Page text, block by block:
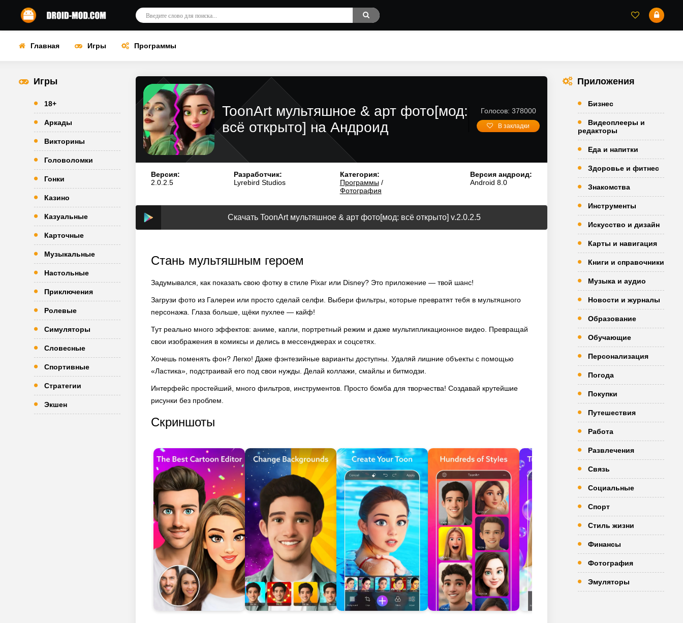
Главная Игры Программы
Игры
18+
Аркады
Викторины
Головоломки
Гонки
Казино
Казуальные
Карточные
Музыкальные
Настольные
Приключения
Ролевые
Симуляторы
Словесные
Спортивные
Стратегии
Экшен
ToonArt мультяшное & арт фото[мод:
всё открыто] на Андроид
Голосов: 378000
В закладки
Версия:
2.0.2.5
Разработчик:
Lyrebird Studios
Категория:
Программы/
Фотография
Версия андроид:
Android 8.0
Скачать ToonArt мультяшное & арт фото[мод: всё открыто] v.2.0.2.5
Стань мультяшным героем
Задумывался, как показать свою фотку в стиле Pixar или Disney? Это приложение — твой шанс!
Загрузи фото из Галереи или просто сделай селфи. Выбери фильтры, которые превратят тебя в мультяшного
персонажа. Глаза больше, щёки пухлее — кайф!
Тут реально много эффектов: аниме, капли, портретный режим и даже мультипликационное видео. Превращай
свои изображения в комиксы и делись в мессенджерах и соцсетях.
Хочешь поменять фон? Легко! Даже фэнтезийные варианты доступны. Удаляй лишние объекты с помощью
«Ластика», подстраивай его под свои нужды. Делай коллажи, смайлы и битмодзи.
Интерфейс простейший, много фильтров, инструментов. Просто бомба для творчества! Создавай крутейшие
рисунки без проблем.
Скриншоты
Приложения
Бизнес
Видеоплееры и
редакторы
Еда и напитки
Здоровье и фитнес
Знакомства
Инструменты
Искусство и дизайн
Карты и навигация
Книги и справочники
Музыка и аудио
Новости и журналы
Образование
Обучающие
Персонализация
Погода
Покупки
Путешествия
Работа
Развлечения
Связь
Социальные
Спорт
Стиль жизни
Финансы
Фотография
Эмуляторы